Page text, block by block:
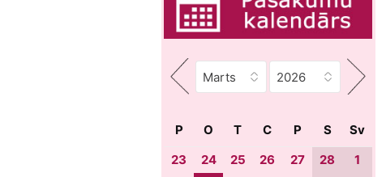
P O T C P S
Sv
23
24 25 26 27 28
1